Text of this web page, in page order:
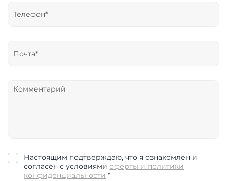
Настоящим подтверждаю, что я ознакомлен и
согласен с условиямиоферты и политики
конфиденциальности *